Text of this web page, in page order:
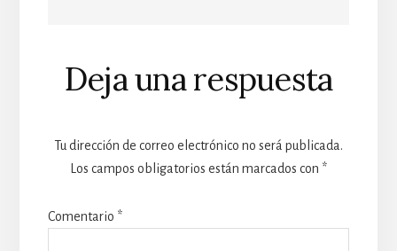
Deja una respuesta
Tu dirección de correo electrónico no será publicada.
Los campos obligatorios están marcados con *
Comentario *